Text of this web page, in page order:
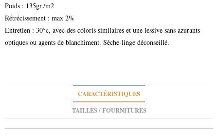
Poids : 135gr./m2
Rétrécissement : max 2%
Entretien : 30°c, avec des coloris similaires et une lessive sans azurants
optiques ou agents de blanchiment. Sèche-linge déconseillé.
CARACTÉRISTIQUES
TAILLES / FOURNITURES